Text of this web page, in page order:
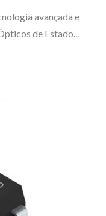
avançada e
de Estado...